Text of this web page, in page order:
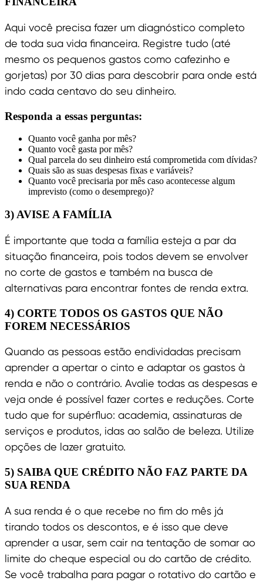
Aqui você precisa fazer um diagnóstico completo
de toda sua vida financeira. Registre tudo (até
mesmo os pequenos gastos como cafezinho e
gorjetas) por 30 dias para descobrir para onde está
indo cada centavo do seu dinheiro.
Responda a essas perguntas:
Quanto você ganha por mês?
Quanto você gasta por mês?
Qual parcela do seu dinheiro está comprometida com dívidas?
Quais são as suas despesas fixas e variáveis?
Quanto você precisaria por mês caso acontecesse algum
imprevisto (como o desemprego)?
3) AVISE A FAMÍLIA
É importante que toda a família esteja a par da
situação financeira, pois todos devem se envolver
no corte de gastos e também na busca de
alternativas para encontrar fontes de renda extra.
4) CORTE TODOS OS GASTOS QUE NÃO
FOREM NECESSÁRIOS
Quando as pessoas estão endividadas precisam
aprender a apertar o cinto e adaptar os gastos à
renda e não o contrário. Avalie todas as despesas e
veja onde é possível fazer cortes e reduções. Corte
tudo que for supérfluo: academia, assinaturas de
serviços e produtos, idas ao salão de beleza. Utilize
opções de lazer gratuito.
5) SAIBA QUE CRÉDITO NÃO FAZ PARTE DA
SUA RENDA
A sua renda é o que recebe no fim do mês já
tirando todos os descontos, e é isso que deve
aprender a usar, sem cair na tentação de somar ao
limite do cheque especial ou do cartão de crédito.
Se você trabalha para pagar o rotativo do cartão e